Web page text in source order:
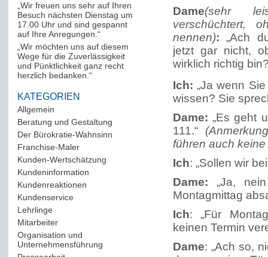
„Wir freuen uns sehr auf Ihren
Besuch nächsten Dienstag um
17.00 Uhr und sind gespannt
auf Ihre Anregungen.“
„Wir möchten uns auf diesem
Wege für die Zuverlässigkeit
und Pünktlichkeit ganz recht
herzlich bedanken.“
KATEGORIEN
Allgemein
Beratung und Gestaltung
Der Bürokratie-Wahnsinn
Franchise-Maler(42)
Kunden-Wertschätzung
Kundeninformation
Kundenreaktionen
Kundenservice(178)
Lehrlinge(54)
Mitarbeiter(163)
Organisation und
Unternehmensführung
Dame(sehr
verschüchtert,
nennen): „Ach
jetzt gar nicht,
wirklich richtig
Ich: „Ja wenn
wissen? Sie
Dame: „Es geht
111.“
führen auch
Ich: „Sollen wir
Dame: „Ja,
Montagmittag
Ich: „Für
keinen Termin
Dame: „Ach so,